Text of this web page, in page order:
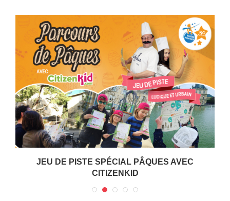
JEU DE PISTE SPÉCIAL PÂQUES AVEC
CITIZENKID